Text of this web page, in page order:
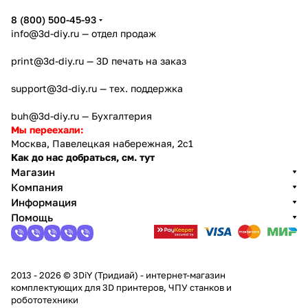
8 (800) 500-45-93
info@3d-diy.ru — отдел продаж
print@3d-diy.ru — 3D печать на заказ
support@3d-diy.ru — тех. поддержка
buh@3d-diy.ru — Бухгалтерия
Мы переехали:
Москва, Павелецкая набережная, 2с1
Как до нас добраться, см. тут
Магазин
Компания
Информация
Помощь
2013 - 2026 © 3DiY (Тридиай) - интернет-магазин
комплектующих для 3D принтеров, ЧПУ станков и
робототехники